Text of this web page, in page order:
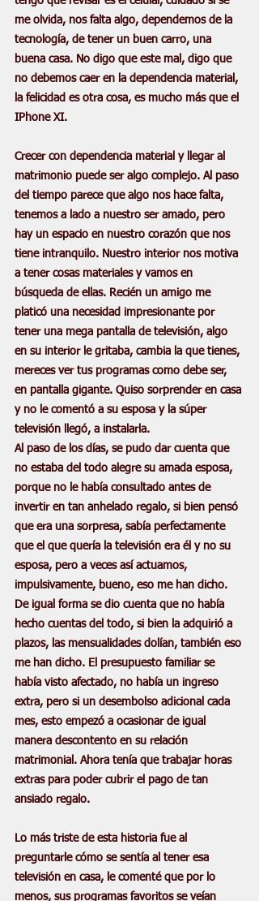
me olvida, nos falta algo, dependemos de la
tecnología, de tener un buen carro, una
buena casa. No digo que este mal, digo que
no debemos caer en la dependencia material,
la felicidad es otra cosa, es mucho más que el
IPhone XI.
Crecer con dependencia material y llegar al
matrimonio puede ser algo complejo. Al paso
del tiempo parece que algo nos hace falta,
tenemos a lado a nuestro ser amado, pero
hay un espacio en nuestro corazón que nos
tiene intranquilo. Nuestro interior nos motiva
a tener cosas materiales y vamos en
búsqueda de ellas. Recién un amigo me
platicó una necesidad impresionante por
tener una mega pantalla de televisión, algo
en su interior le gritaba, cambia la que tienes,
mereces ver tus programas como debe ser,
en pantalla gigante. Quiso sorprender en casa
y no le comentó a su esposa y la súper
televisión llegó, a instalarla.
Al paso de los días, se pudo dar cuenta que
no estaba del todo alegre su amada esposa,
porque no le había consultado antes de
invertir en tan anhelado regalo, si bien pensó
que era una sorpresa, sabía perfectamente
que el que quería la televisión era él y no su
esposa, pero a veces así actuamos,
impulsivamente, bueno, eso me han dicho.
De igual forma se dio cuenta que no había
hecho cuentas del todo, si bien la adquirió a
plazos, las mensualidades dolían, también eso
me han dicho. El presupuesto familiar se
había visto afectado, no había un ingreso
extra, pero si un desembolso adicional cada
mes, esto empezó a ocasionar de igual
manera descontento en su relación
matrimonial. Ahora tenía que trabajar horas
extras para poder cubrir el pago de tan
ansiado regalo.
Lo más triste de esta historia fue al
preguntarle cómo se sentía al tener esa
televisión en casa, le comenté que por lo
menos, sus programas favoritos se veían